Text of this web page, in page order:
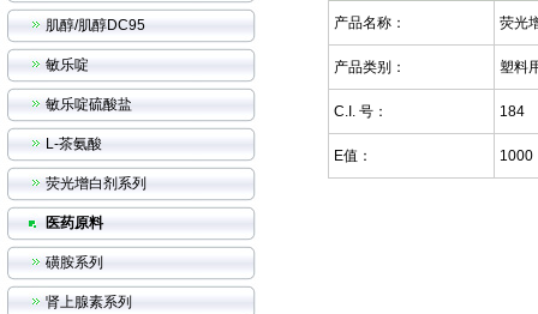
肌醇/肌醇DC95
敏乐啶
敏乐啶硫酸盐
L-茶氨酸
荧光增白剂系列
医药原料
磺胺系列
肾上腺素系列
产品名称： 荧光
产品类别： 塑料
C.I. 号： 184
E值： 1000